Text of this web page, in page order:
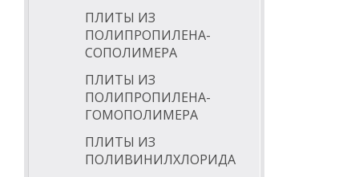
ПЛИТЫ ИЗ
ПОЛИПРОПИЛЕНА-
СОПОЛИМЕРА
ПЛИТЫ ИЗ
ПОЛИПРОПИЛЕНА-
ГОМОПОЛИМЕРА
ПЛИТЫ ИЗ
ПОЛИВИНИЛХЛОРИДА